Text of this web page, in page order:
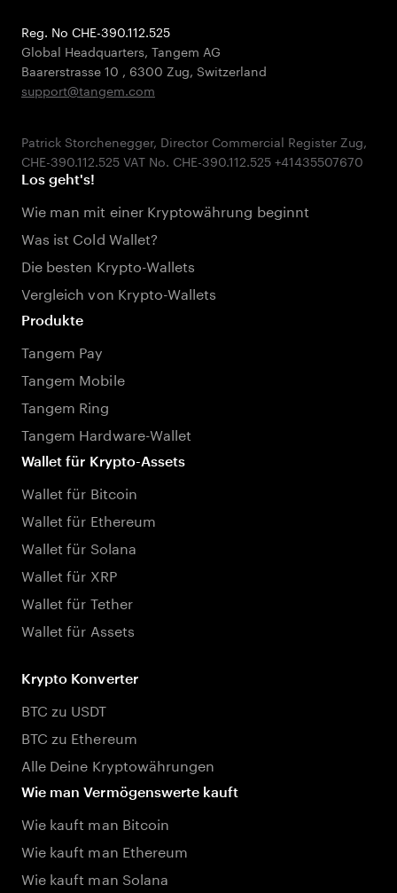
Reg. No CHE-390.112.525
Global Headquarters, Tangem AG
Baarerstrasse 10 , 6300 Zug, Switzerland
support@tangem.com
Patrick Storchenegger, Director Commercial Register Zug,
Los geht's!
Wie man mit einer Kryptowährung beginnt
Was ist Cold Wallet?
Die besten Krypto-Wallets
Vergleich von Krypto-Wallets
Produkte
Tangem Pay
Tangem Mobile
Tangem Ring
Tangem Hardware-Wallet
Wallet für Krypto-Assets
Wallet für Bitcoin
Wallet für Ethereum
Wallet für Solana
Wallet für XRP
Wallet für Tether
Wallet für Assets
Krypto Konverter
BTC zu USDT
BTC zu Ethereum
Alle Deine Kryptowährungen
Wie man Vermögenswerte kauft
Wie kauft man Bitcoin
Wie kauft man Ethereum
Wie kauft man Solana